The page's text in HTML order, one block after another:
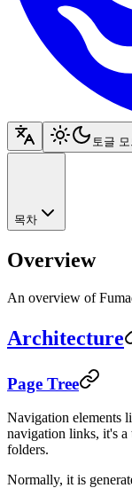
토글 모
목차
Overview
An overview of
Architecture
Page Tree
Navigation elements
navigation links, it's a
folders.
Normally, it is